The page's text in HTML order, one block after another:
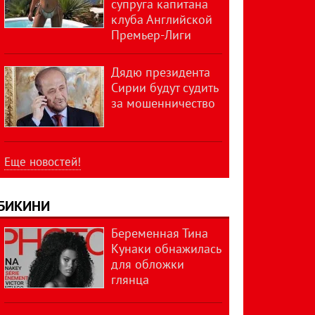
супруга капитана
клуба Английской
Премьер-Лиги
Дядю президента
Сирии будут судить
за мошенничество
Еще новостей!
Беременная Тина
Кунаки обнажилась
для обложки
глянца